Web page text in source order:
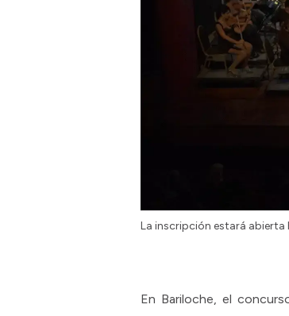
La inscripción estará abierta
En Bariloche, el